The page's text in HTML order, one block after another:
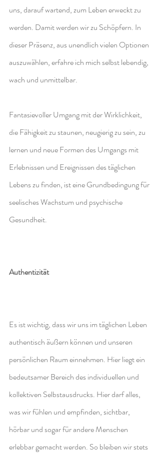
uns, darauf wartend, zum Leben erweckt zu
werden. Damit werden wir zu Schöpfern. In
dieser Präsenz, aus unendlich vielen Optionen
auszuwählen, erfahre ich mich selbst lebendig,
wach und unmittelbar.
Fantasievoller Umgang mit der Wirklichkeit,
die Fähigkeit zu staunen, neugierig zu sein, zu
lernen und neue Formen des Umgangs mit
Erlebnissen und Ereignissen des täglichen
Lebens zu finden, ist eine Grundbedingung für
seelisches Wachstum und psychische
Gesundheit.
Authentizität
Es ist wichtig, dass wir uns im täglichen Leben
authentisch äußern können und unseren
persönlichen Raum einnehmen. Hier liegt ein
bedeutsamer Bereich des individuellen und
kollektiven Selbstausdrucks. Hier darf alles,
was wir fühlen und empfinden, sichtbar,
hörbar und sogar für andere Menschen
erlebbar gemacht werden. So bleiben wir stets